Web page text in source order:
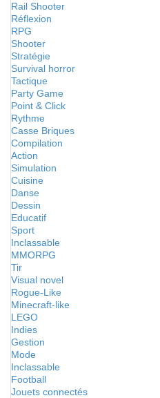
Rail Shooter
Réflexion
RPG
Shooter
Stratégie
Survival horror
Tactique
Party Game
Point & Click
Rythme
Casse Briques
Compilation
Action
Simulation
Cuisine
Danse
Dessin
Educatif
Sport
Inclassable
MMORPG
Tir
Visual novel
Rogue-Like
Minecraft-like
LEGO
Indies
Gestion
Mode
Inclassable
Football
Jouets connectés